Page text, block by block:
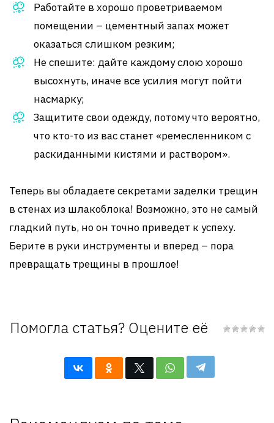
Работайте в хорошо проветриваемом
помещении – цементный запах может
оказаться слишком резким;
Не спешите: дайте каждому слою хорошо
высохнуть, иначе все усилия могут пойти
насмарку;
Защитите свои одежду, потому что вероятно,
что кто-то из вас станет «ремесленником с
раскиданными кистями и раствором».
Теперь вы обладаете секретами заделки трещин
в стенах из шлакоблока! Возможно, это не самый
гладкий путь, но он точно приведет к успеху.
Берите в руки инструменты и вперед – пора
превращать трещины в прошлое!
Помогла статья? Оцените её